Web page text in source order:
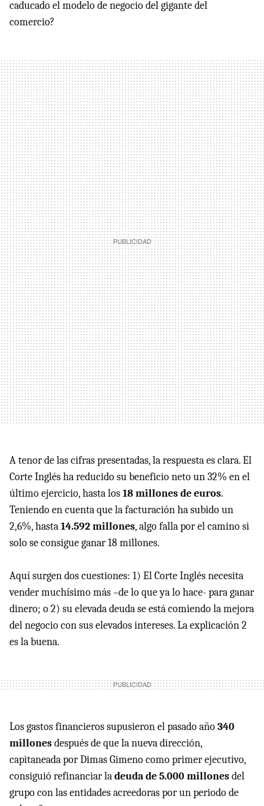
caducado el modelo de negocio del gigante del
comercio?
A tenor de las cifras presentadas, la respuesta es clara. El
Corte Inglés ha reducido su beneficio neto un 32% en el
último ejercicio, hasta los18 millones de euros.
Teniendo en cuenta que la facturación ha subido un
2,6%, hasta14.592 millones, algo falla por el camino si
solo se consigue ganar 18 millones.
Aquí surgen dos cuestiones: 1) El Corte Inglés necesita
vender muchísimo más –de lo que ya lo hace- para ganar
dinero; o 2) su elevada deuda se está comiendo la mejora
del negocio con sus elevados intereses. La explicación 2
es la buena.
Los gastos financieros supusieron el pasado año340
millonesdespués de que la nueva dirección,
capitaneada por Dimas Gimeno como primer ejecutivo,
consiguió refinanciar ladeuda de 5.000 millonesdel
grupo con las entidades acreedoras por un periodo de